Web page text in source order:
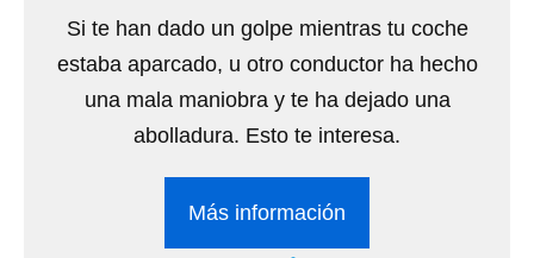
Si te han dado un golpe mientras tu coche
estaba aparcado, u otro conductor ha hecho
una mala maniobra y te ha dejado una
abolladura. Esto te interesa.
Más información